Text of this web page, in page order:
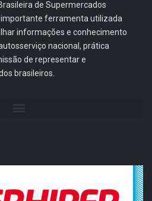
de Supermercados
importante ferramenta utilizada
informações e conhecimento
nacional, prática
de representar e
brasileiros.